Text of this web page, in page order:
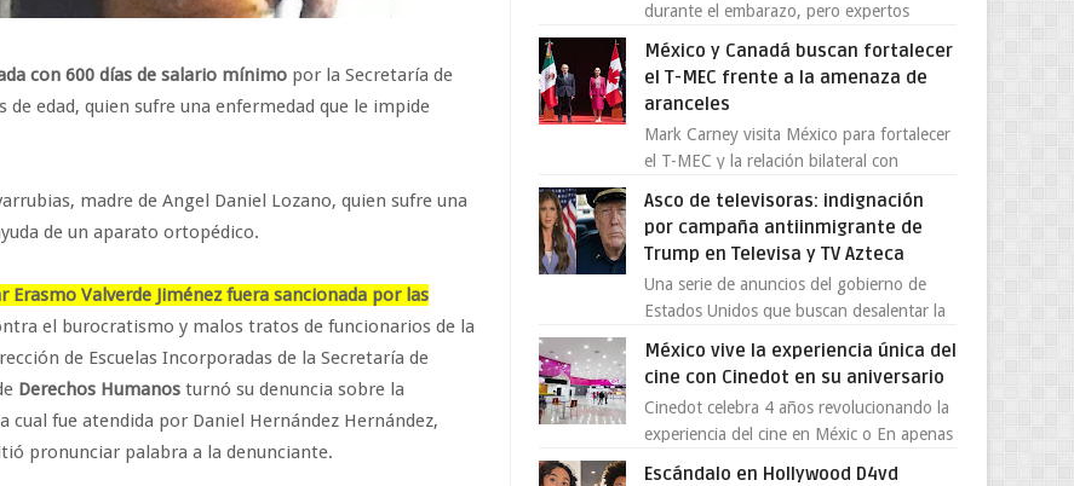
con 600 días de salario mínimo por la Secretaría de
edad, quien sufre una enfermedad que le impide
madre de Angel Daniel Lozano, quien sufre una
de un aparato ortopédico.
Valverde Jiménez fuera sancionada por las
el burocratismo y malos tratos de funcionarios de la
de Escuelas Incorporadas de la Secretaría de
Derechos Humanos turnó su denuncia sobre la
fue atendida por Daniel Hernández Hernández,
pronunciar palabra a la denunciante.
durante el embarazo, pero expertos
nuevo episodio de declaraciones...
México y Canadá buscan fortalecer
el T-MEC frente a la amenaza de
aranceles
Mark Carney visita México para fortalecer
el T-MEC y la relación bilateral con
Asco de televisoras: indignación
por campaña antiinmigrante de
Trump en Televisa y TV Azteca
Una serie de anuncios del gobierno de
Estados Unidos que buscan desalentar la
México, luego de ser tr...
México vive la experiencia única del
cine con Cinedot en su aniversario
Cinedot celebra 4 años revolucionando la
experiencia del cine en Méxic o En apenas
Escándalo en Hollywood D4vd